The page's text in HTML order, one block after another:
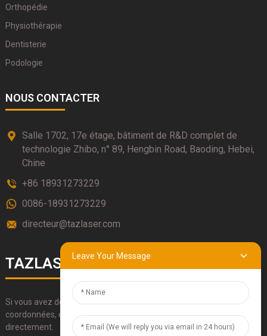
Orthopédie
Physiothérapie
Dentisterie
Podologie
NOUS CONTACTER
Salle 1702, 17e étage, bâtiment de R&D complet de
technologie Zhibo, n° 89, Hengbin Road, Baoding, Hebei,
Chine
+86 18931273229
0086-18931273229
directeur@tazlaser.com
TAZLASERS
Si vous avez des questions sur nos produits, veuillez utiliser nos
coordonnées, envoyez-nous un e-mail ou appelez-nous
directement.
Leave Your Message